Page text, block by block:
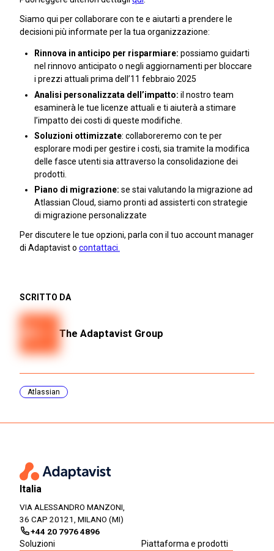
Siamo qui per collaborare con te e aiutarti a prendere le
decisioni più informate per la tua organizzazione:
Rinnova in anticipo per risparmiare: possiamo guidarti
nel rinnovo anticipato o negli aggiornamenti per bloccare
i prezzi attuali prima dell’11 febbraio 2025
Analisi personalizzata dell’impatto: il nostro team
esaminerà le tue licenze attuali e ti aiuterà a stimare
l’impatto dei costi di queste modifiche.
Soluzioni ottimizzate: collaboreremo con te per
esplorare modi per gestire i costi, sia tramite la modifica
delle fasce utenti sia attraverso la consolidazione dei
prodotti.
Piano di migrazione: se stai valutando la migrazione ad
Atlassian Cloud, siamo pronti ad assisterti con strategie
di migrazione personalizzate
Per discutere le tue opzioni, parla con il tuo account manager
di Adaptavist o contattaci.
SCRITTO DA
The Adaptavist Group
Atlassian
Italia
VIA ALESSANDRO MANZONI,
36 CAP 20121, MILANO (MI)
+44 20 7976 4896
Soluzioni
Piattaforma e prodotti